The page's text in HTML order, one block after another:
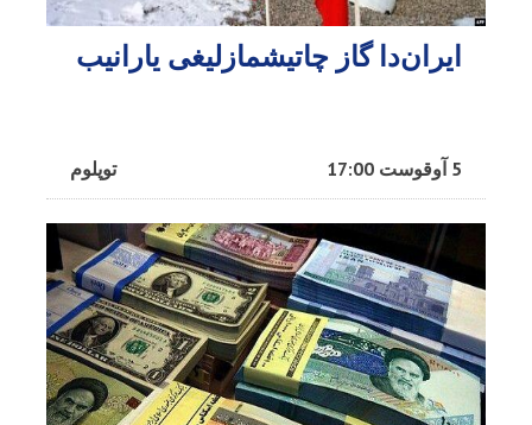
ایران‌دا گاز چاتیشمازلیغی یارانیب
توپلوم 5 آوقوست 17:00